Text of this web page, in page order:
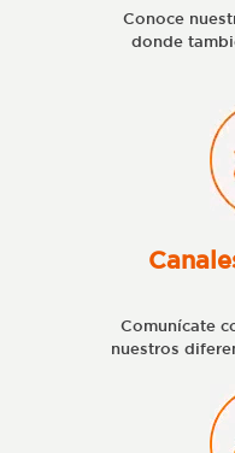
Conoce
donde
Comunícate
nuestros